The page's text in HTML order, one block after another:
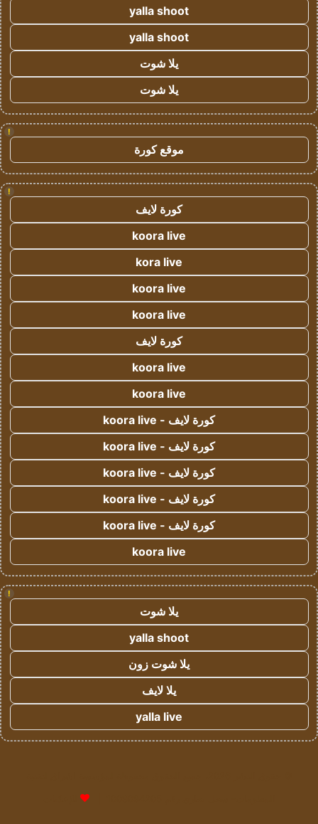
yalla shoot
yalla shoot
يلا شوت
يلا شوت
!
موقع كورة
!
كورة لايف
koora live
kora live
koora live
koora live
كورة لايف
koora live
koora live
كورة لايف - koora live
كورة لايف - koora live
كورة لايف - koora live
كورة لايف - koora live
كورة لايف - koora live
koora live
!
يلا شوت
yalla shoot
يلا شوت زون
يلا لايف
yalla live